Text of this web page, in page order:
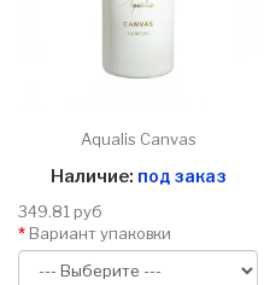
Aqualis Canvas
Наличие: под заказ
349.81 руб
Вариант упаковки